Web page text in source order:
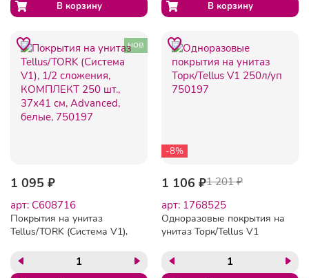
нов
1 095 ₽
арт: C608716
Покрытия на унитаз
Tellus/TORK (Система V1),
250 шт., 37х41 см,
Advanced, белые, 750197
-8%
1 106 ₽1 201 ₽
арт: 1768525
Одноразовые покрытия на
унитаз Торк/Tellus V1